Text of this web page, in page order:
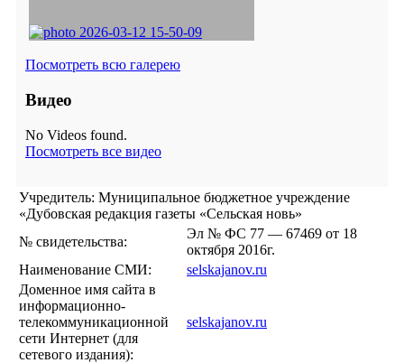
Посмотреть всю галерею
Видео
No Videos found.
Посмотреть все видео
Учредитель: Муниципальное бюджетное учреждение
«Дубовская редакция газеты «Сельская новь»
№ свидетельства:
Эл № ФС 77 — 67469 от 18
октября 2016г.
Наименование СМИ:
selskajanov.ru
Доменное имя сайта в
информационно-
телекоммуникационной
сети Интернет (для
сетевого издания):
selskajanov.ru